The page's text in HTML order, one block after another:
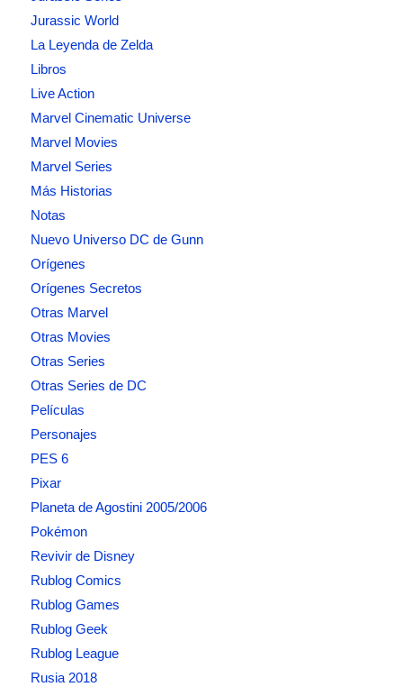
Jurassic World
La Leyenda de Zelda
Libros
Live Action
Marvel Cinematic Universe
Marvel Movies
Marvel Series
Más Historias
Notas
Nuevo Universo DC de Gunn
Orígenes
Orígenes Secretos
Otras Marvel
Otras Movies
Otras Series
Otras Series de DC
Películas
Personajes
PES 6
Pixar
Planeta de Agostini 2005/2006
Pokémon
Revivir de Disney
Rublog Comics
Rublog Games
Rublog Geek
Rublog League
Rusia 2018